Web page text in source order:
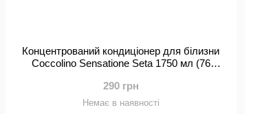
Концентрований кондиціонер для білизни
Coccolino Sensatione Seta 1750 мл (76
290 грн
Немає в наявності